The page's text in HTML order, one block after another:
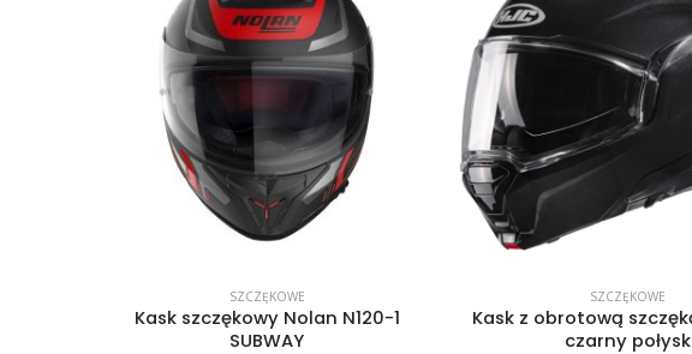
SZCZĘKOWE
Kask szczękowy Nolan N120-1
SUBWAY
SZCZĘKOWE
Kask z obrotową
czarny połysk